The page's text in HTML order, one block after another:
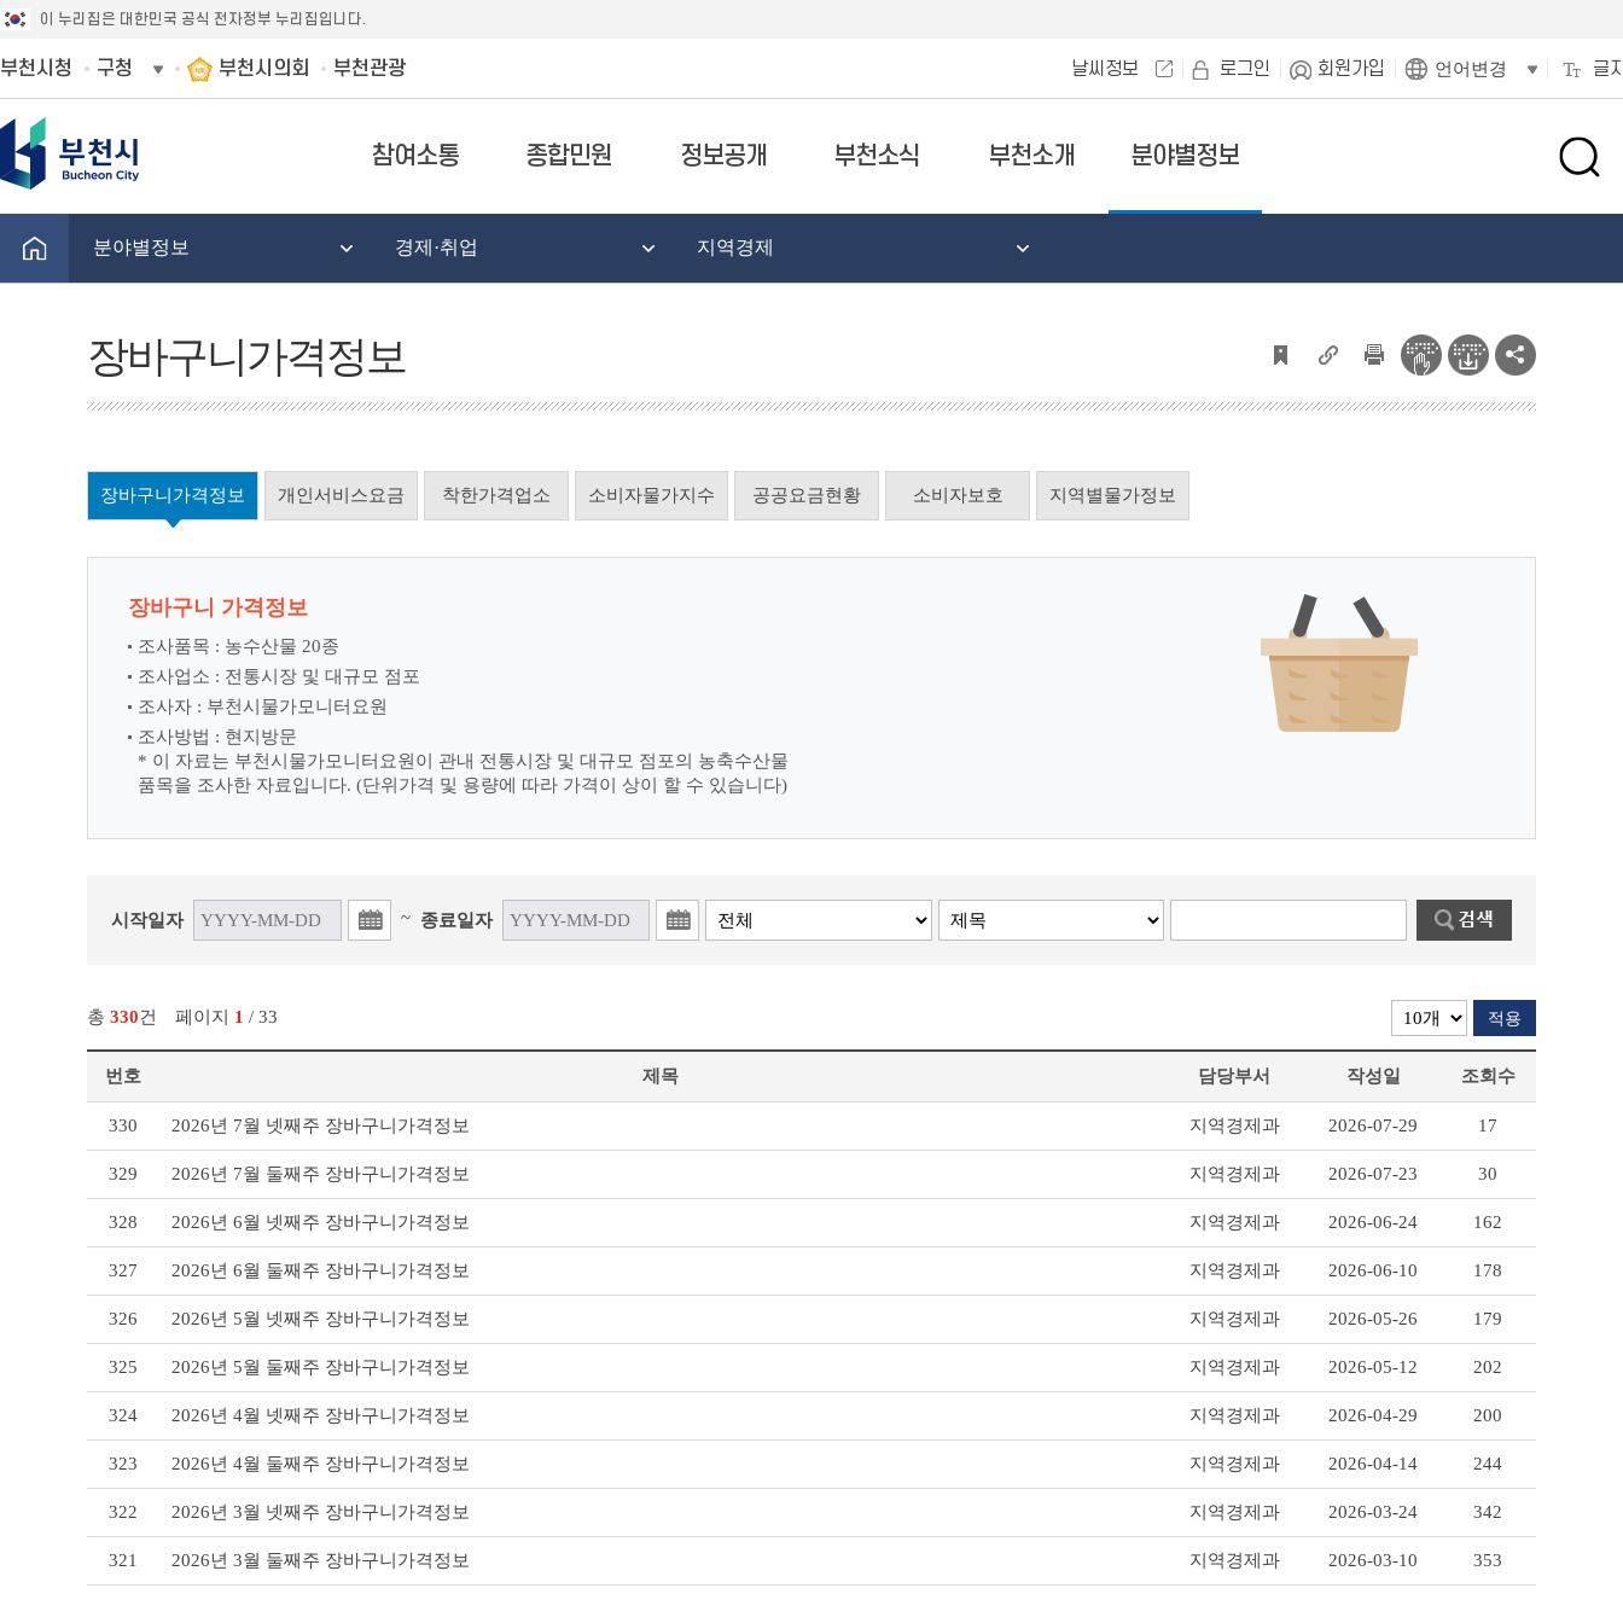
이 누리집은 대한민국 공식 전자정부 누리집입니다.
부천시청 구청 부천시의회 부천관광 날씨정보 로그인 회원가입 언어변경 글
참여소통 종합민원 정보공개 부천소식 부천소개 분야별정보
검
창
분야별정보 경제·취업 지역경제
장바구니가격정보
장바구니가격정보 개인서비스요금 착한가격업소 소비자물가지수 공공요금현황 소비자보호 지역별물가정보
장바구니 가격정보
조사품목 : 농수산물 20종
조사업소 : 전통시장 및 대규모 점포
조사자 : 부천시물가모니터요원
조사방법 : 현지방문
* 이 자료는 부천시물가모니터요원이 관내 전통시장 및 대규모 점포의 농축수산물
품목을 조사한 자료입니다. (단위가격 및 용량에 따라 가격이 상이 할 수 있습니다)
시작일자 ~ 종료일자
총 330건 페이지 1 / 33 적용
정
리
트
이
번호 제목 담당부서 작성일 조회수
330 2026년 7월 넷째주 장바구니가격정보 지역경제과 2026-07-29 17
329 2026년 7월 둘째주 장바구니가격정보 지역경제과 2026-07-23 30
328 2026년 6월 넷째주 장바구니가격정보 지역경제과 2026-06-24 162
327 2026년 6월 둘째주 장바구니가격정보 지역경제과 2026-06-10 178
326 2026년 5월 넷째주 장바구니가격정보 지역경제과 2026-05-26 179
325 2026년 5월 둘째주 장바구니가격정보 지역경제과 2026-05-12 202
324 2026년 4월 넷째주 장바구니가격정보 지역경제과 2026-04-29 200
323 2026년 4월 둘째주 장바구니가격정보 지역경제과 2026-04-14 244
322 2026년 3월 넷째주 장바구니가격정보 지역경제과 2026-03-24 342
321 2026년 3월 둘째주 장바구니가격정보 지역경제과 2026-03-10 353